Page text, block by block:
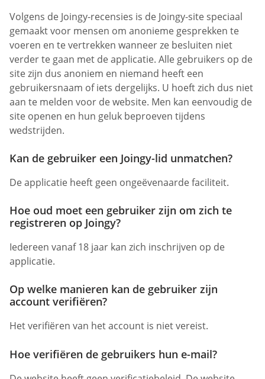
Volgens de Joingy-recensies is de Joingy-site speciaal
gemaakt voor mensen om anonieme gesprekken te
voeren en te vertrekken wanneer ze besluiten niet
verder te gaan met de applicatie. Alle gebruikers op de
site zijn dus anoniem en niemand heeft een
gebruikersnaam of iets dergelijks. U hoeft zich dus niet
aan te melden voor de website. Men kan eenvoudig de
site openen en hun geluk beproeven tijdens
wedstrijden.
Kan de gebruiker een Joingy-lid unmatchen?
De applicatie heeft geen ongeëvenaarde faciliteit.
Hoe oud moet een gebruiker zijn om zich te
registreren op Joingy?
Iedereen vanaf 18 jaar kan zich inschrijven op de
applicatie.
Op welke manieren kan de gebruiker zijn
account verifiëren?
Het verifiëren van het account is niet vereist.
Hoe verifiëren de gebruikers hun e-mail?